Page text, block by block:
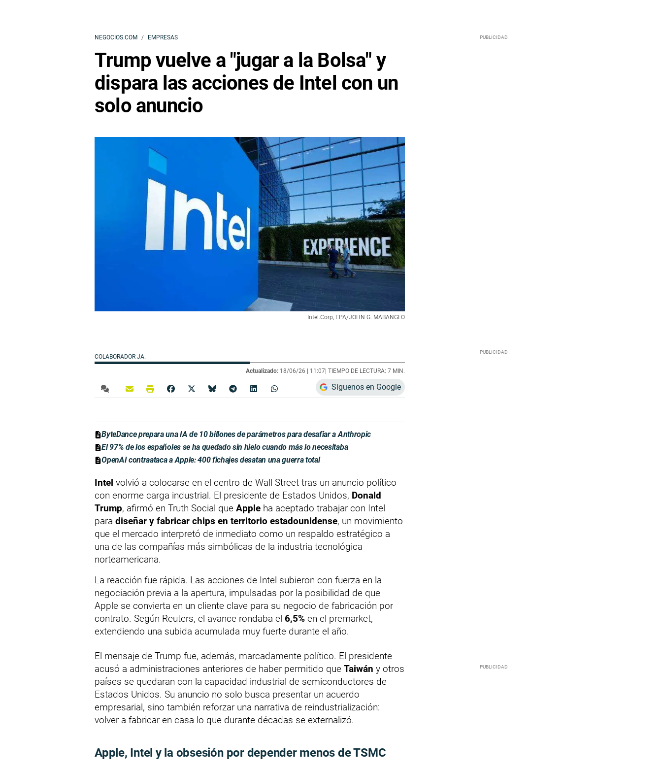
NEGOCIOS.COM EMPRESAS
Trump vuelve a "jugar a la Bolsa" y
dispara las acciones de Intel con un
solo anuncio
Intel.Corp, EPA/JOHN G. MABANGLO
COLABORADOR JA.
Actualizado: 18/06/26 | 11:07 | TIEMPO DE LECTURA: 7 MIN.
Síguenos en Google
ByteDance prepara una IA de 10 billones de parámetros para desafiar a Anthropic
El 97% de los españoles se ha quedado sin hielo cuando más lo necesitaba
OpenAI contraataca a Apple: 400 fichajes desatan una guerra total
Intel volvió a colocarse en el centro de Wall Street tras un anuncio político
con enorme carga industrial. El presidente de Estados Unidos, Donald
Trump, afirmó en Truth Social que Apple ha aceptado trabajar con Intel
para diseñar y fabricar chips en territorio estadounidense, un movimiento
que el mercado interpretó de inmediato como un respaldo estratégico a
una de las compañías más simbólicas de la industria tecnológica
norteamericana.
La reacción fue rápida. Las acciones de Intel subieron con fuerza en la
negociación previa a la apertura, impulsadas por la posibilidad de que
Apple se convierta en un cliente clave para su negocio de fabricación por
contrato. Según Reuters, el avance rondaba el 6,5% en el premarket,
extendiendo una subida acumulada muy fuerte durante el año.
El mensaje de Trump fue, además, marcadamente político. El presidente
acusó a administraciones anteriores de haber permitido que Taiwán y otros
países se quedaran con la capacidad industrial de semiconductores de
Estados Unidos. Su anuncio no solo busca presentar un acuerdo
empresarial, sino también reforzar una narrativa de reindustrialización:
volver a fabricar en casa lo que durante décadas se externalizó.
Apple, Intel y la obsesión por depender menos de TSMC